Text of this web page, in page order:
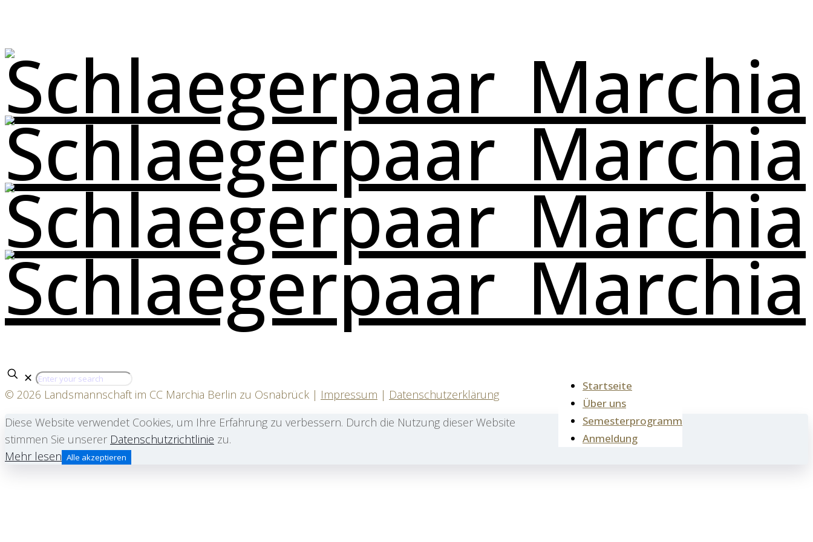
Startseite
Über uns
Semesterprogramm
Anmeldung
✕
© 2026 Landsmannschaft im CC Marchia Berlin zu Osnabrück | Impressum | Datenschutzerklärung
Diese Website verwendet Cookies, um Ihre Erfahrung zu verbessern. Durch die Nutzung dieser Website
stimmen Sie unserer Datenschutzrichtlinie zu.
Mehr lesen Alle akzeptieren